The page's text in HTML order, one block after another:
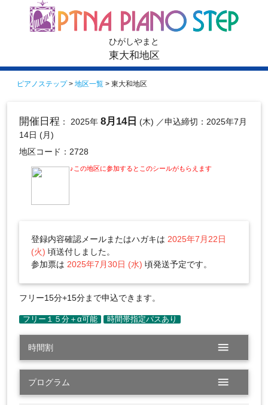
ひがしやまと
東大和地区
ピアノステップ> 地区一覧 > 東大和地区
開催日程 ： 2025年 8月14日 (木) ／申込締切：2025年7月
14日 (月)
地区コード：2728
♪この地区に参加するとこのシールがもらえます
登録内容確認メールまたはハガキは 2025年7月22日
(火) 頃送付しました。
参加票は 2025年7月30日 (水) 頃発送予定です。
フリー15分+15分まで申込できます。
時間割 menu
プログラム menu